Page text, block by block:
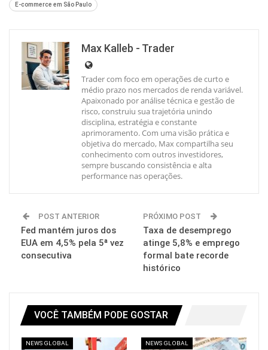
E-commerce em São Paulo
Max Kalleb - Trader
Trader com foco em operações de curto e
médio prazo nos mercados de renda variável.
Apaixonado por análise técnica e gestão de
risco, construiu sua trajetória unindo
disciplina, estratégia e constante
aprimoramento. Com uma visão prática e
objetiva do mercado, Max compartilha seu
conhecimento com outros investidores,
sempre buscando consistência e alta
performance nas operações.
POST ANTERIOR
Fed mantém juros dos
EUA em 4,5% pela 5ª vez
consecutiva
PRÓXIMO POST
Taxa de desemprego
atinge 5,8% e emprego
formal bate recorde
histórico
VOCÊ TAMBÉM PODE GOSTAR
NEWS GLOBAL NEWS GLOBAL